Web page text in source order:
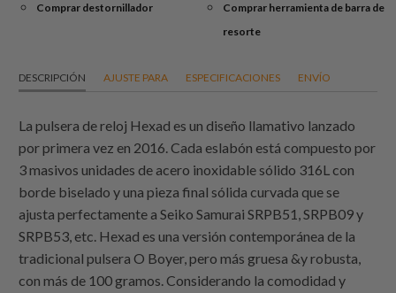
Comprar destornillador
Comprar herramienta de barra de
resorte
DESCRIPCIÓN AJUSTE PARA ESPECIFICACIONES ENVÍO
La pulsera de reloj Hexad es un diseño llamativo lanzado
por primera vez en 2016. Cada eslabón está compuesto por
3 masivos unidades de acero inoxidable sólido 316L con
borde biselado y una pieza final sólida curvada que se
ajusta perfectamente a Seiko Samurai SRPB51, SRPB09 y
SRPB53, etc. Hexad es una versión contemporánea de la
tradicional pulsera O Boyer, pero más gruesa &y robusta,
con más de 100 gramos. Considerando la comodidad y